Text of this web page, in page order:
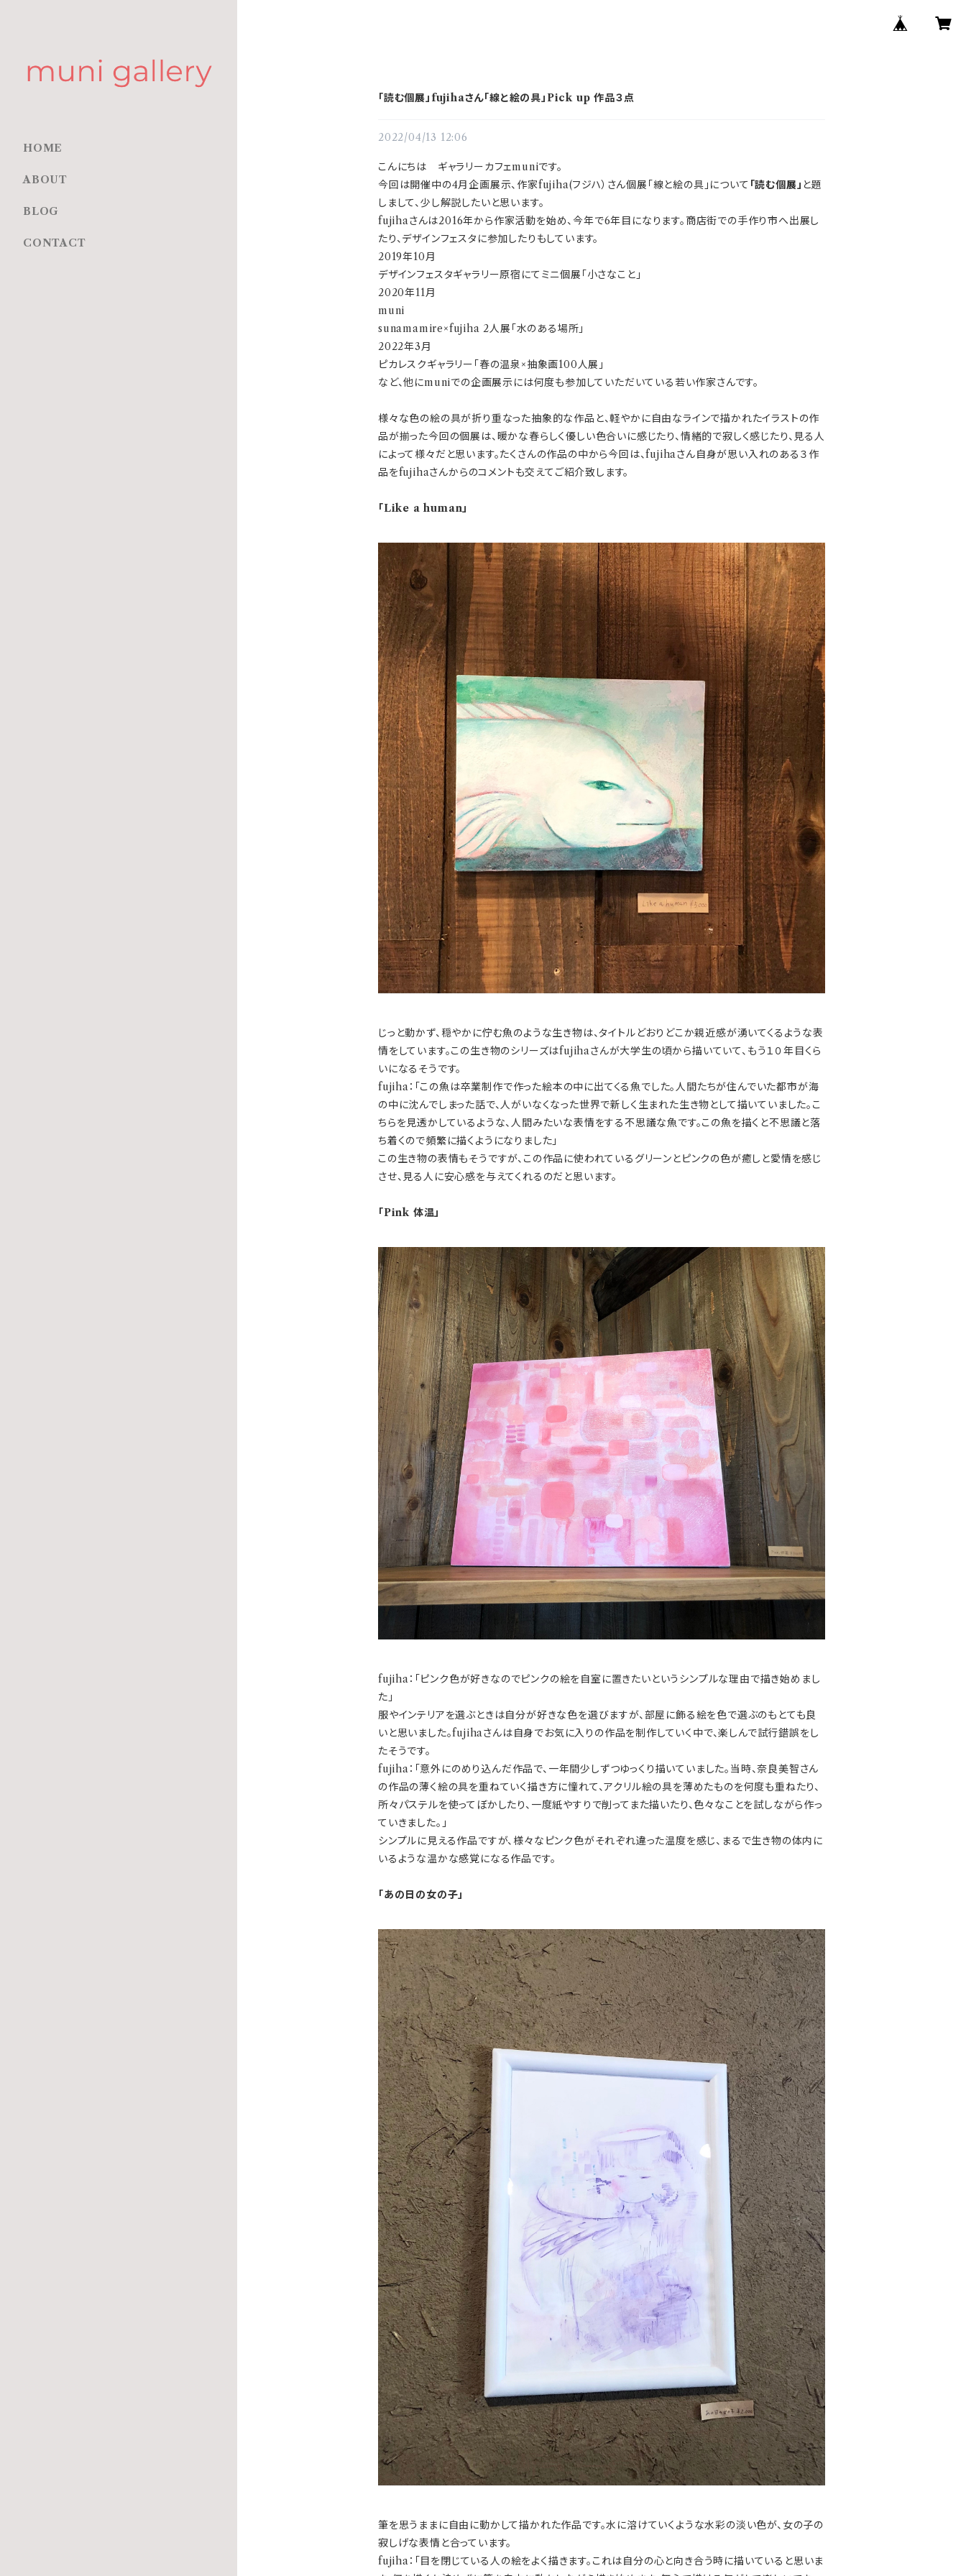
「読む個展」fujihaさん「線と絵の具」Pick up 作品３点
2022/04/13 12:06
こんにちは ギャラリーカフェmuniです。
今回は開催中の4月企画展示、作家fujiha(フジハ）さん個展「線と絵の具」について 「読む個展」 と題
しまして、少し解説したいと思います。
fujihaさんは2016年から作家活動を始め、今年で6年目になります。 商店街での手作り市へ出展し
たり、デザインフェスタに参加したりもしています。
2019年10月
デザインフェスタギャラリー原宿にてミニ個展「小さなこと」
2020年11月
muni
sunamamire×fujiha 2人展「水のある場所」
2022年3月
ピカレスクギャラリー「春の温泉×抽象画100人展」
など、他にmuniでの企画展示には何度も参加していただいている若い作家さんです。
様々な色の絵の具が折り重なった抽象的な作品と、軽やかに自由なラインで描かれたイラストの作
品が揃った今回の個展は、暖かな春らしく優しい色合いに感じたり、情緒的で寂しく感じたり、見る人
によって様々だと思います。たくさんの作品の中から今回は、fujihaさん自身が思い入れのある３作
品をfujihaさんからのコメントも交えてご紹介致します。
「Like a human」
じっと動かず、穏やかに佇む魚のような生き物は、タイトルどおりどこか親近感が湧いてくるような表
情をしています。この生き物のシリーズはfujihaさんが大学生の頃から描いていて、もう１０年目くら
いになるそうです。
fujiha：「この魚は卒業制作で作った絵本の中に出てくる魚でした。人間たちが住んでいた都市が海
の中に沈んでしまった話で、人がいなくなった世界で新しく生まれた生き物として描いていました。こ
ちらを見透かしているような、人間みたいな表情をする不思議な魚です。この魚を描くと不思議と落
ち着くので頻繁に描くようになりました」
この生き物の表情もそうですが、この作品に使われているグリーンとピンクの色が癒しと愛情を感じ
させ、見る人に安心感を与えてくれるのだと思います。
「Pink 体温」
fujiha：「ピンク色が好きなのでピンクの絵を自室に置きたいというシンプルな理由で描き始めまし
た」
服やインテリアを選ぶときは自分が好きな色を選びますが、部屋に飾る絵を色で選ぶのもとても良
いと思いました。fujihaさんは自身でお気に入りの作品を制作していく中で、楽しんで試行錯誤をし
たそうです。
fujiha：「意外にのめり込んだ作品で、一年間少しずつゆっくり描いていました。当時、奈良美智さん
の作品の薄く絵の具を重ねていく描き方に憧れて、アクリル絵の具を薄めたものを何度も重ねたり、
所々パステルを使ってぼかしたり、一度紙やすりで削ってまた描いたり、色々なことを試しながら作っ
ていきました。」
シンプルに見える作品ですが、様々なピンク色がそれぞれ違った温度を感じ、まるで生き物の体内に
いるような温かな感覚になる作品です。
「あの日の女の子」
筆を思うままに自由に動かして描かれた作品です。水に溶けていくような水彩の淡い色が、女の子の
寂しげな表情と合っています。
fujiha：「目を閉じている人の絵をよく描きます。これは自分の心と向き合う時に描いていると思いま
HOME
ABOUT
BLOG
CONTACT